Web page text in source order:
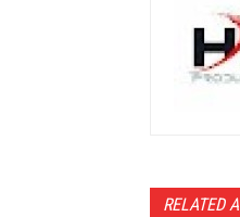
RELATED